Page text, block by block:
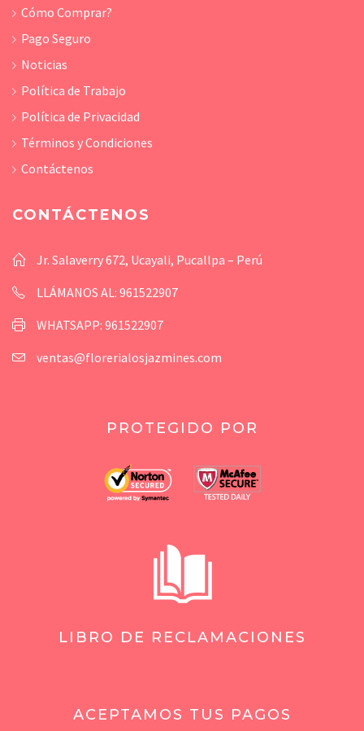
Cómo Comprar?
Pago Seguro
Noticias
Política de Trabajo
Política de Privacidad
Términos y Condiciones
Contáctenos
CONTÁCTENOS
Jr. Salaverry 672, Ucayali, Pucallpa – Perú
LLÁMANOS AL: 961522907
WHATSAPP: 961522907
ventas@florerialosjazmines.com
PROTEGIDO POR
LIBRO DE RECLAMACIONES
ACEPTAMOS TUS PAGOS